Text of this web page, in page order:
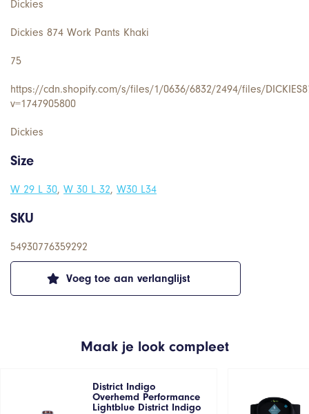
Voeg toe aan verlanglijst
Dickies
Dickies 874 Work Pants Khaki
75
https://cdn.shopify.com/s/files/1/0636/6832/2494/files/
v=1747905800
Dickies
Size
W 29 L 30, W 30 L 32, W30 L34
SKU
54930776359292
Maak je look compleet
District Indigo
Overhemd Performance
Lightblue District Indigo